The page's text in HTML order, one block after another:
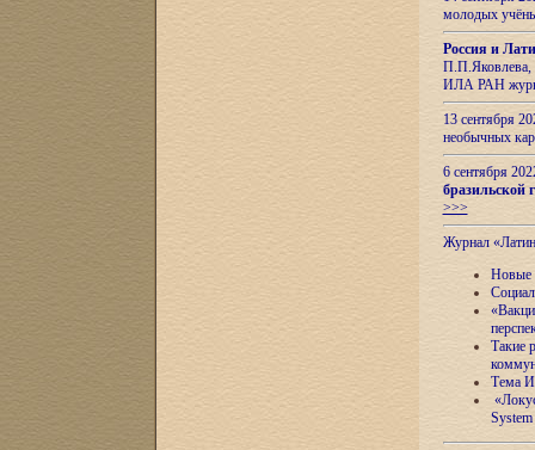
молодых
Россия и
П.П.Яковлева,
ИЛА РАН
13 сентября
необычных
6 сентября
бразильской
>>>
Журнал
Новые
Такие
Тема